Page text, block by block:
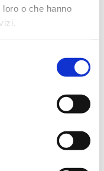
o che hanno